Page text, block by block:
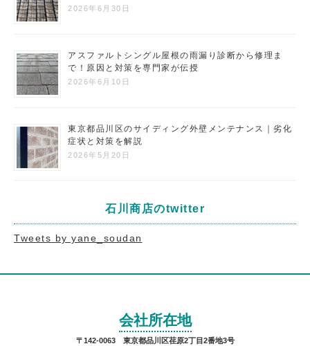
2026年6月30日
アスファルトシングル屋根の雨漏り診断から修理ま
で！原因と対策を専門家が伝授
2026年6月10日
東京都品川区のサイディング外壁メンテナンス｜劣化
症状と対策を解説
2026年5月20日
石川商店のtwitter
Tweets by yane_soudan
会社所在地
〒142-0063 東京都品川区荏原2丁目2番地3号